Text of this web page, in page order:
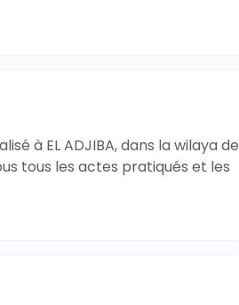
à EL ADJIBA, dans la wilaya de
tous les actes pratiqués et les